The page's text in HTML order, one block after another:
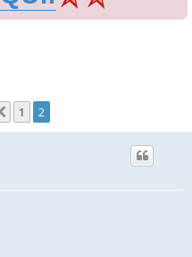
Precedente
1 2